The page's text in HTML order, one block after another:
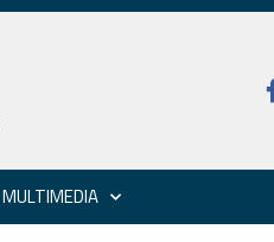
MULTIMEDIA